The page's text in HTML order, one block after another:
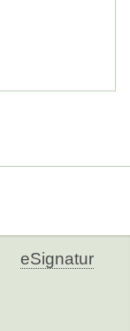
eSignatur